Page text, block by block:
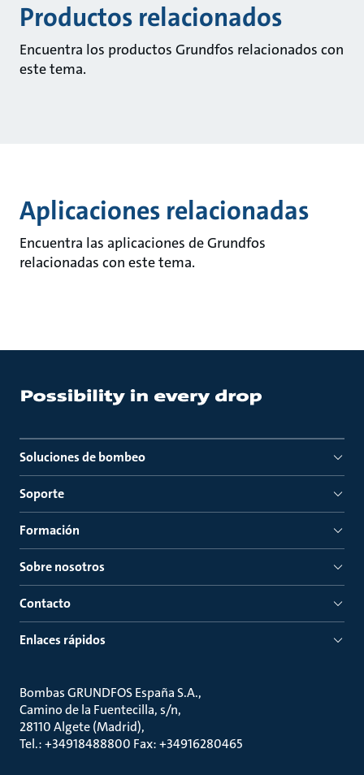
Productos relacionados
Encuentra los productos Grundfos relacionados con
este tema.
Aplicaciones relacionadas
Encuentra las aplicaciones de Grundfos
relacionadas con este tema.
Soluciones de bombeo
Soporte
Formación
Sobre nosotros
Contacto
Enlaces rápidos
Bombas GRUNDFOS España S.A.
Camino de la Fuentecilla, s/n
28110 Algete (Madrid)
Tel.: +34918488800 Fax: +34916280465